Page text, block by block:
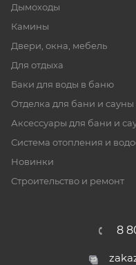
Дымоходы
Камины
Двери, окна, мебель
Для отдыха
Баки для воды в баню
Отделка для бани и сауны
Аксессуары для бани и
Система отопления и
Новинки
Строительство и ремонт
8